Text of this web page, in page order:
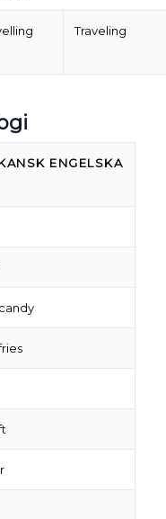
Traveling
ENGELSKA